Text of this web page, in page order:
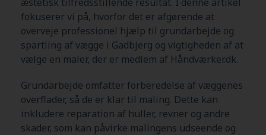
fokuserer vi på, hvorfor det er afgørende at
overveje professionel hjælp til grundarbejde og
spartling af vægge i Gadbjerg og vigtigheden af at
vælge en maler, der er medlem af Håndværker.dk.
Grundarbejde omfatter forberedelse af væggenes
overflader, så de er klar til maling. Dette kan
inkludere reparation af huller, revner og andre
skader, som kan påvirke malingens udseende og